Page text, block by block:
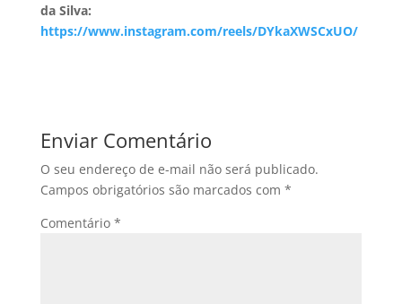
da Silva:
https://www.instagram.com/reels/DYkaXWSCxUO/
Enviar Comentário
O seu endereço de e-mail não será publicado.
Campos obrigatórios são marcados com *
Comentário *